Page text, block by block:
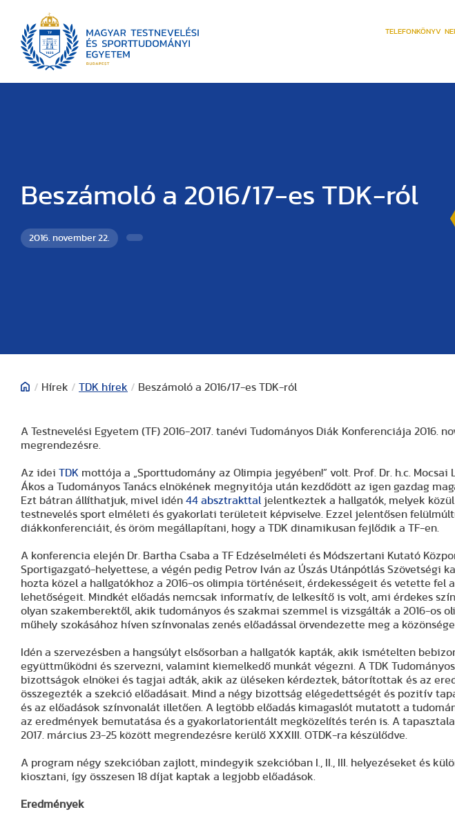
TELEFONKÖNYV
Beszámoló a 2016/17-es TDK-ról
2016. november 22.
/ Hírek / TDK hírek / Beszámoló a 2016/17-es TDK-ról
A Testnevelési Egyetem (TF) 2016-2017. tanévi Tudományos Diák Konferenciája 2016.
megrendezésre.
Az idei TDK mottója a „Sporttudomány az Olimpia jegyében!” volt. Prof. Dr. h.c. Mocsai
Ákos a Tudományos Tanács elnökének megnyitója után kezdődött az igen gazdag
Ezt bátran állíthatjuk, mivel idén 44 absztrakttal
jelentkeztek a hallgatók, melyek
testnevelés sport elméleti és gyakorlati területeit képviselve. Ezzel jelentősen
diákkonferenciáit, és öröm megállapítani, hogy a TDK dinamikusan fejlődik a TF-en.
A konferencia elején Dr. Bartha Csaba a TF Edzéselméleti és Módszertani Kutató
Sportigazgató-helyettese, a végén pedig Petrov Iván az Úszás Utánpótlás Szövetségi
hozta közel a hallgatókhoz a 2016-os olimpia történéseit, érdekességeit és vetette fel
lehetőségeit. Mindkét előadás nemcsak informatív, de lelkesítő is volt, ami érdekes
olyan szakemberektől, akik tudományos és szakmai szemmel is vizsgálták a 2016-os
műhely szokásához híven színvonalas zenés előadással örvendezette meg a
Idén a szervezésben a hangsúlyt elsősorban a hallgatók kapták, akik ismételten
együttműködni és szervezni, valamint kiemelkedő munkát végezni. A TDK
bizottságok elnökei és tagjai adták, akik az üléseken kérdeztek, bátorítottak és az
összegezték a szekció előadásait. Mind a négy bizottság elégedettségét és pozitív
és az előadások színvonalát illetően. A legtöbb előadás kimagaslót mutatott a
az eredmények bemutatása és a gyakorlatorientált megközelítés terén is. A
2017. március 23-25 között megrendezésre kerülő XXXIII. OTDK-ra készülődve.
A program négy szekcióban zajlott, mindegyik szekcióban I., II., III. helyezéseket és
kiosztani, így összesen 18 díjat kaptak a legjobb előadások.
Eredmények